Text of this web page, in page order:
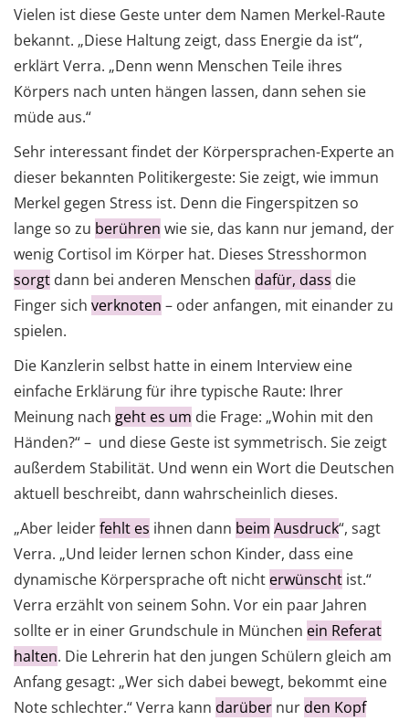
Vielen ist diese Geste unter dem Namen Merkel-Raute
bekannt. „Diese Haltung zeigt, dass Energie da ist“,
erklärt Verra. „Denn wenn Menschen Teile ihres
Körpers nach unten hängen lassen, dann sehen sie
müde aus.“
Sehr interessant findet der Körpersprachen-Experte an
dieser bekannten Politikergeste: Sie zeigt, wie immun
Merkel gegen Stress ist. Denn die Fingerspitzen so
lange so zu berühren wie sie, das kann nur jemand, der
wenig Cortisol im Körper hat. Dieses Stresshormon
sorgt dann bei anderen Menschen dafür, dass die
Finger sich verknoten – oder anfangen, mit ei­nander zu
spielen.
Die Kanzlerin selbst hatte in einem Interview eine
einfache Erklärung für ihre typische Raute: Ihrer
Meinung nach geht es um die Frage: „Wohin mit den
Händen?“ – und diese Geste ist symmetrisch. Sie zeigt
außerdem Stabilität. Und wenn ein Wort die Deutschen
aktuell beschreibt, dann wahrscheinlich dieses.
„Aber leiderfehlt es ihnen dann beim Ausdruck“, sagt
Verra. „Und leider lernen schon Kinder, dass eine
dynamische Körpersprache oft nicht erwünscht ist.“
Verra erzählt von seinem Sohn. Vor ein paar Jahren
sollte er in einer Grundschule in München ein Referat
halten. Die Lehrerin hat den jungen Schülern gleich am
Anfang gesagt: „Wer sich dabei bewegt, bekommt eine
Note schlechter.“ Verra kann darüber nur den Kopf